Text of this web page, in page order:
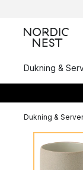
Dukning &
Dukning &